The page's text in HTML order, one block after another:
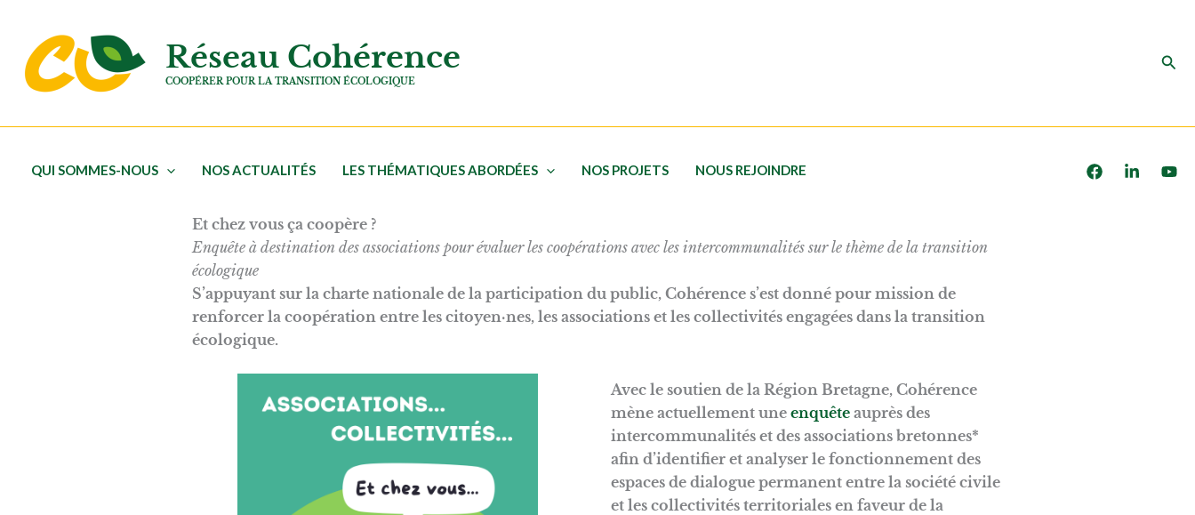
contenu
Réseau Cohérence
COOPÉRER POUR LA TRANSITION ÉCOLOGIQUE
QUI SOMMES-NOUS NOS ACTUALITÉS LES THÉMATIQUES ABORDÉES NOS PROJETS NOUS REJOINDRE
Et chez vous ça coopère ?
Enquête à destination des associations pour évaluer les coopérations avec les intercommunalités sur le thème de la transition
écologique
S’appuyant sur la charte nationale de la participation du public, Cohérence s’est donné pour mission de
renforcer la coopération entre les citoyen·nes, les associations et les collectivités engagées dans la transition
écologique.
Avec le soutien de la Région Bretagne, Cohérence
mène actuellement une enquête auprès des
intercommunalités et des associations bretonnes*
afin d’identifier et analyser le fonctionnement des
espaces de dialogue permanent entre la société civile
et les collectivités territoriales en faveur de la